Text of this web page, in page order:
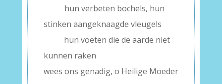
hun verbeten bochels, hun
stinken aangeknaagde vleugels
hun voeten die de aarde niet
kunnen raken
wees ons genadig, o Heilige Moeder